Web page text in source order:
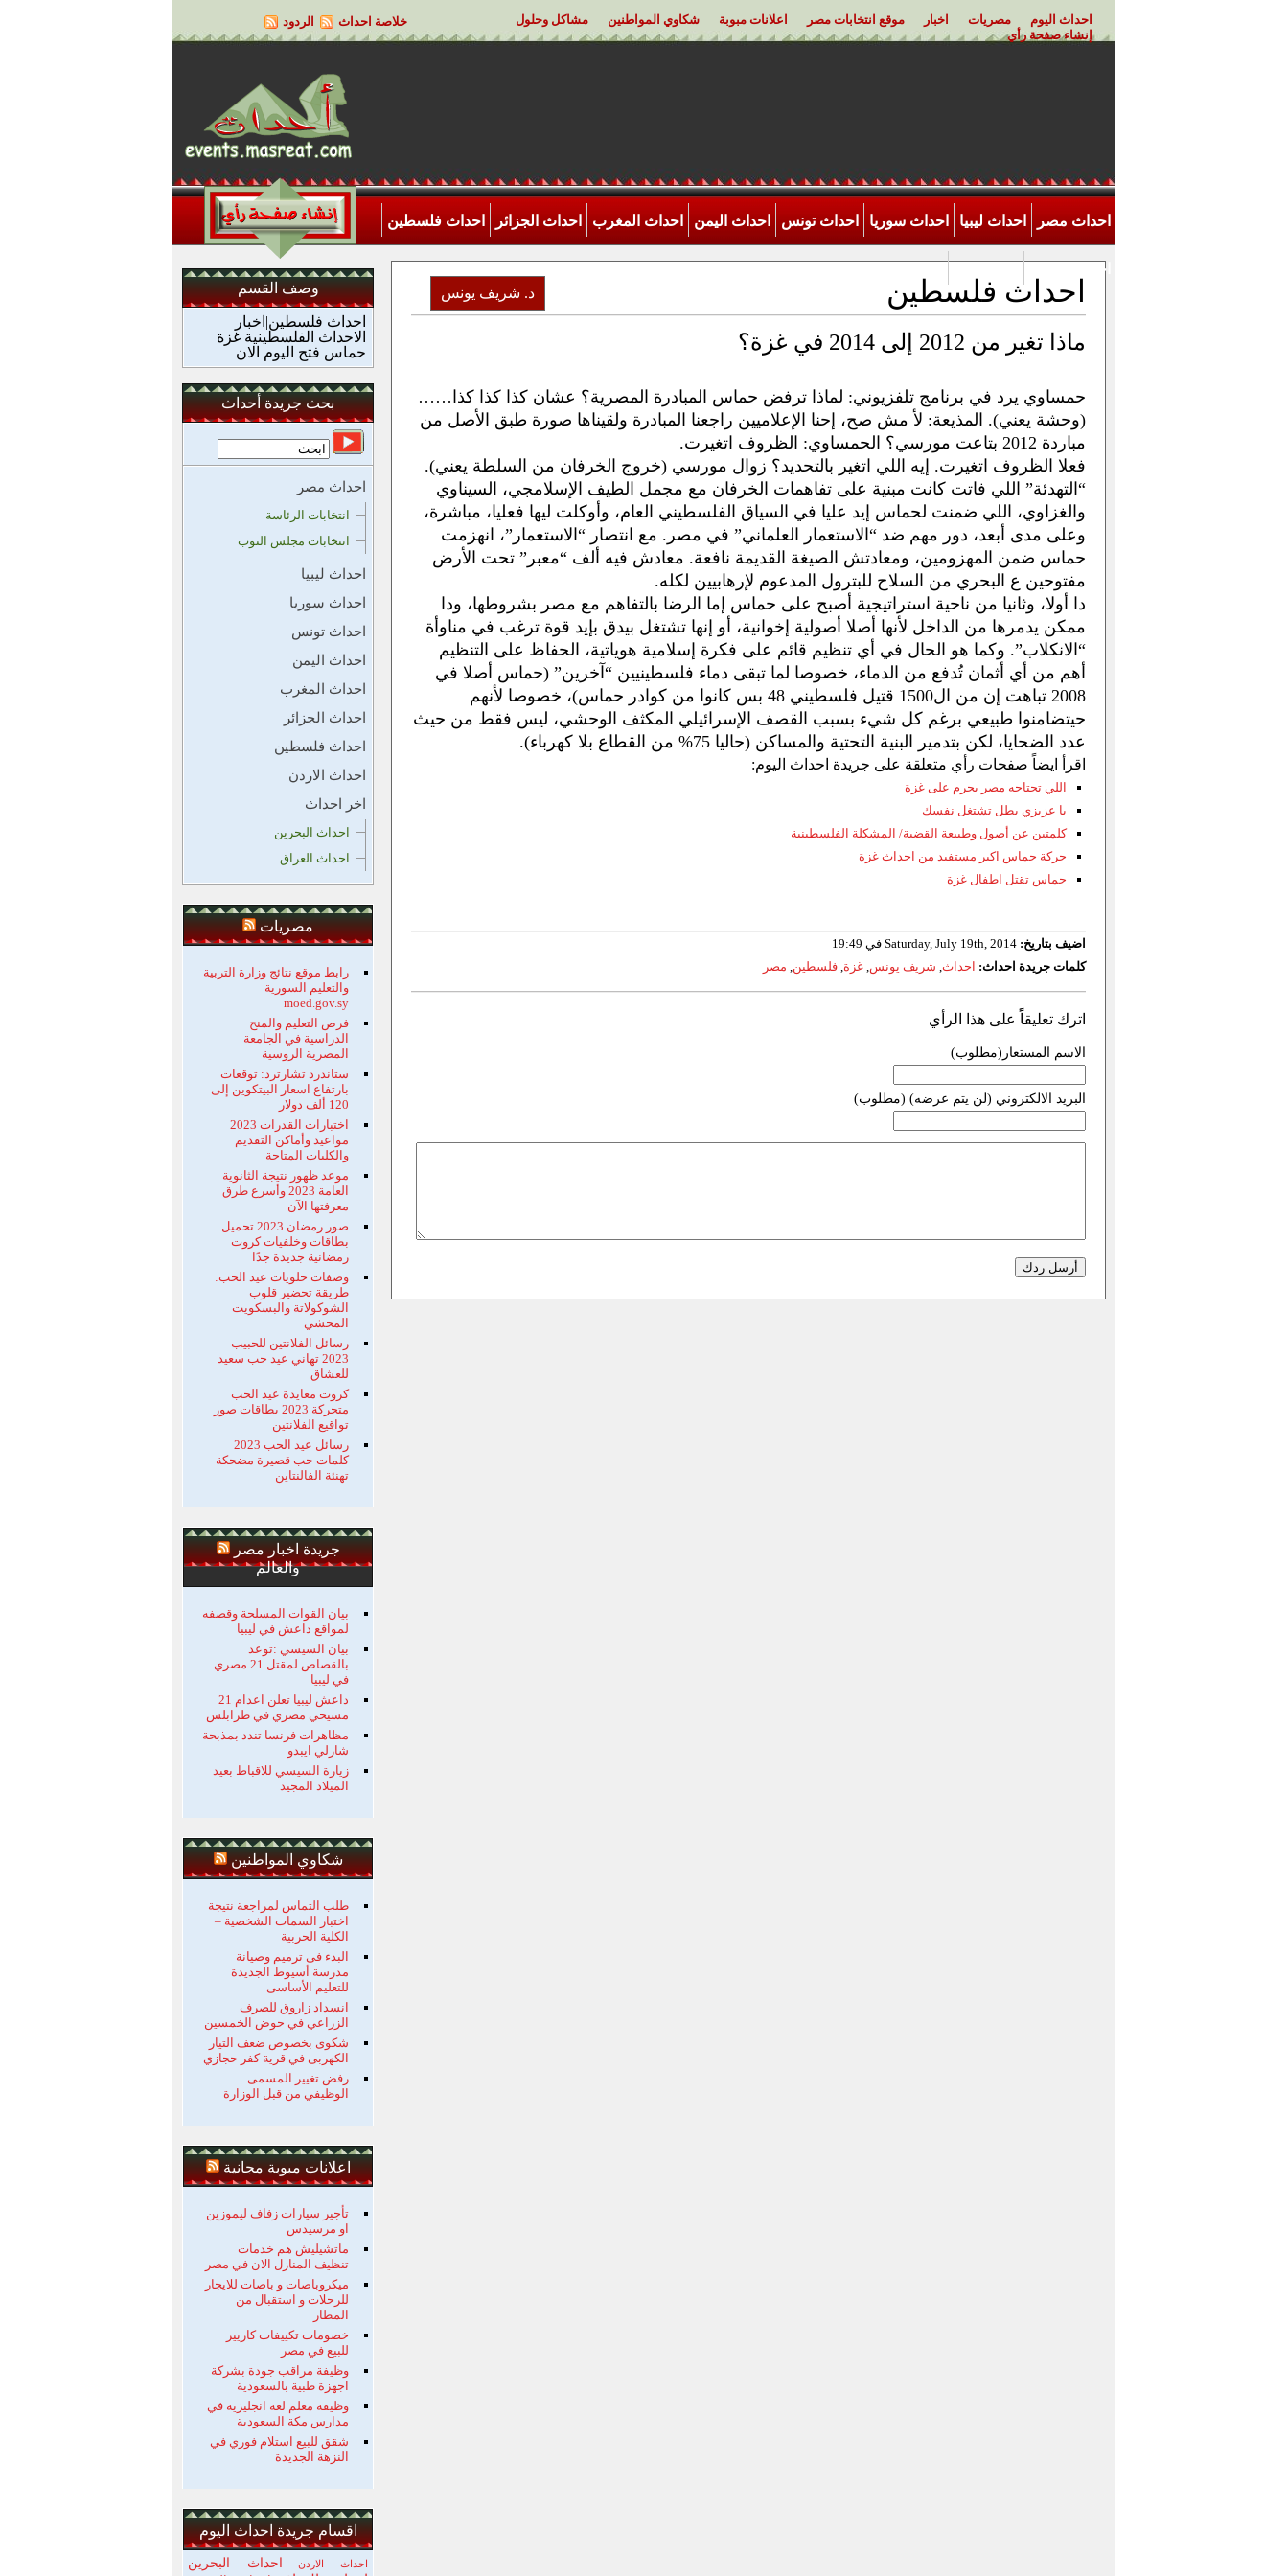
احداث اليوم مصريات اخبار موقع انتخابات مصر اعلانات مبوبة شكاوي المواطنين
مشاكل وحلول
إنشاء صفحة رأي
خلاصة احداث الردود
احداث مصر احداث ليبيا احداث سوريا احداث تونس احداث اليمن احداث المغرب احداث الجزائر احداث فلسطين
احداث الاردن
د. شريف يونس
احداث فلسطين
ماذا تغير من 2012 إلى 2014 في غزة؟
حمساوي يرد في برنامج تلفزيوني: لماذا ترفض حماس المبادرة المصرية؟ عشان كذا كذا كذا……
(وحشة يعني). المذيعة: لأ مش صح، إحنا الإعلاميين راجعنا المبادرة ولقيناها صورة طبق الأصل من
مباردة 2012 بتاعت مورسي؟ الحمساوي: الظروف اتغيرت.
فعلا الظروف اتغيرت. إيه اللي اتغير بالتحديد؟ زوال مورسي (خروج الخرفان من السلطة يعني).
“التهدئة” اللي فاتت كانت مبنية على تفاهمات الخرفان مع مجمل الطيف الإسلامجي، السيناوي
والغزاوي، اللي ضمنت لحماس إيد عليا في السياق الفلسطيني العام، وأوكلت ليها فعليا، مباشرة،
وعلى مدى أبعد، دور مهم ضد “الاستعمار العلماني” في مصر. مع انتصار “الاستعمار”، انهزمت
حماس ضمن المهزومين، ومعادتش الصيغة القديمة نافعة. معادش فيه ألف “معبر” تحت الأرض
مفتوحين ع البحري من السلاح للبترول المدعوم لإرهابيين لكله.
دا أولا، وثانيا من ناحية استراتيجية أصبح على حماس إما الرضا بالتفاهم مع مصر بشروطها، ودا
ممكن يدمرها من الداخل لأنها أصلا أصولية إخوانية، أو إنها تشتغل بيدق بإيد قوة ترغب في مناوأة
“الانكلاب”. وكما هو الحال في أي تنظيم قائم على فكرة إسلامية هوياتية، الحفاظ على التنظيم
أهم من أي أثمان تُدفع من الدماء، خصوصا لما تبقى دماء فلسطينيين “آخرين” (حماس أصلا في
2008 تباهت إن من ال1500 قتيل فلسطيني 48 بس كانوا من كوادر حماس)، خصوصا لأنهم
حيتضامنوا طبيعي برغم كل شيء بسبب القصف الإسرائيلي المكثف الوحشي، ليس فقط من حيث
عدد الضحايا، لكن بتدمير البنية التحتية والمساكن (حاليا 75% من القطاع بلا كهرباء).
اقرأ ايضاً صفحات رأي متعلقة على جريدة احداث اليوم:
اللي تحتاجه مصر يحرم على غزة
يا عزيزي بطل تشتغل نفسك
كلمتين عن أصول وطبيعة القضية/ المشكلة الفلسطينية
حركة حماس اكبر مستفيد من احداث غزة
حماس تقتل اطفال غزة
اضيف بتاريخ:
كلمات جريدة احداث: احداث, شريف يونس, غزة, فلسطين, مصر
اترك تعليقاًً على هذا الرأي
الاسم المستعار(مطلوب)
البريد الالكتروني (لن يتم عرضه) (مطلوب)
وصف القسم
احداث فلسطين|اخبار
الاحداث الفلسطينية غزة
حماس فتح اليوم الان
بحث جريدة أحداث
احداث مصر
انتخابات الرئاسة
انتخابات مجلس النوب
احداث ليبيا
احداث سوريا
احداث تونس
احداث اليمن
احداث المغرب
احداث الجزائر
احداث فلسطين
احداث الاردن
اخر احداث
احداث البحرين
احداث العراق
مصريات
رابط موقع نتائج وزارة التربية
والتعليم السورية
moed.gov.sy
فرص التعليم والمنح
الدراسية في الجامعة
المصرية الروسية
ستاندرد تشارترد: توقعات
بارتفاع اسعار البيتكوين إلى
120 ألف دولار
اختبارات القدرات 2023
مواعيد وأماكن التقديم
والكليات المتاحة
موعد ظهور نتيجة الثانوية
العامة 2023 وأسرع طرق
معرفتها الآن
صور رمضان 2023 تحميل
بطاقات وخلفيات كروت
رمضانية جديدة جدًا
وصفات حلويات عيد الحب:
طريقة تحضير قلوب
الشوكولاتة والبسكويت
المحشي
رسائل الفلانتين للحبيب
2023 تهاني عيد حب سعيد
للعشاق
كروت معايدة عيد الحب
متحركة 2023 بطاقات صور
تواقيع الفلانتين
رسائل عيد الحب 2023
كلمات حب قصيرة مضحكة
تهنئة الفالنتاين
جريدة اخبار مصر
والعالم
بيان القوات المسلحة وقصفه
لمواقع داعش في ليبيا
بيان السيسي :توعد
بالقصاص لمقتل 21 مصري
في ليبيا
داعش ليبيا تعلن اعدام 21
مسيحي مصري في طرابلس
مظاهرات فرنسا تندد بمذبحة
شارلي ايبدو
زيارة السيسي للاقباط بعيد
الميلاد المجيد
شكاوي المواطنين
طلب التماس لمراجعة نتيجة
اختبار السمات الشخصية –
الكلية الحربية
البدء فى ترميم وصيانة
مدرسة أسيوط الجديدة
للتعليم الأساسى
انسداد زاروق للصرف
الزراعي في حوض الخمسين
شكوى بخصوص ضعف التيار
الكهربى في قرية كفر حجازي
رفض تغيير المسمى
الوظيفي من قبل الوزارة
اعلانات مبوبة مجانية
تأجير سيارات زفاف ليموزين
او مرسيدس
ماتشيليش هم خدمات
تنظيف المنازل الان في مصر
ميكروباصات و باصات للايجار
للرحلات و استقبال من
المطار
خصومات تكييفات كاريير
للبيع في مصر
وظيفة مراقب جودة بشركة
اجهزة طبية بالسعودية
وظيفة معلم لغة انجليزية في
مدارس مكة السعودية
شقق للبيع استلام فوري في
النزهة الجديدة
اقسام جريدة احداث اليوم
احداث الاردن احداث البحرين